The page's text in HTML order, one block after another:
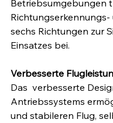
Betriebsumgebungen
sechs Richtungen zur
Einsatzes bei.
Verbesserte
Das  verbesserte
Antriebssystems
und stabileren Flug,